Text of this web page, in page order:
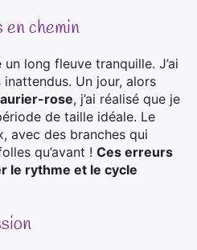
chemin
un long fleuve tranquille. J’ai
Un jour, alors
rose, j’ai réalisé que je
de taille idéale. Le
avec des branches qui
qu’avant ! Ces erreurs
le rythme et le cycle